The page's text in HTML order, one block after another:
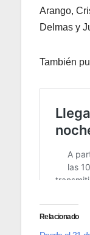
Arango,
Delmas y
También
Relacionado